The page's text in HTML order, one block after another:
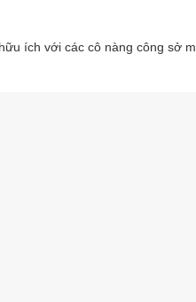
ích với các cô nàng công sở